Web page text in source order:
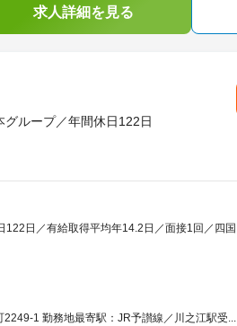
求人詳細を見る
ループ／年間休日122日
122日／有給取得平均年14.2日／面接1回／四国
1 勤務地最寄駅：JR予讃線／川之江駅受...